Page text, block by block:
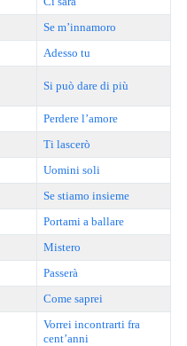
Se m’innamoro
Adesso tu
Si può dare di più
Perdere l’amore
Ti lascerò
Uomini soli
Se stiamo insieme
Portami a ballare
Mistero
Passerà
Come saprei
Vorrei incontrarti fra
cent’anni